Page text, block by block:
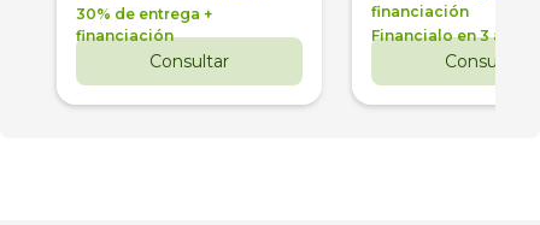
30% de entrega +
financiación
Consultar
financiación
Financialo en 3 años
Consultar